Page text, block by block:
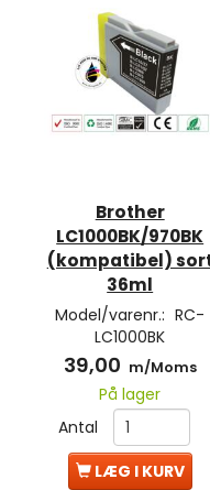
Brother
LC1000BK/970BK
(kompatibel)
36ml
Model/varenr.: RC-
LC1000BK
39,00 m/Moms
På lager
Antal
LÆG I KURV